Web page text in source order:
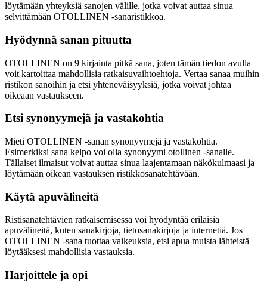
löytämään yhteyksiä sanojen välille, jotka voivat auttaa sinua
selvittämään OTOLLINEN -sanaristikkoa.
Hyödynnä sanan pituutta
OTOLLINEN on 9 kirjainta pitkä sana, joten tämän tiedon avulla
voit kartoittaa mahdollisia ratkaisuvaihtoehtoja. Vertaa sanaa muihin
ristikon sanoihin ja etsi yhteneväisyyksiä, jotka voivat johtaa
oikeaan vastaukseen.
Etsi synonyymejä ja vastakohtia
Mieti OTOLLINEN -sanan synonyymejä ja vastakohtia.
Esimerkiksi sana kelpo voi olla synonyymi otollinen -sanalle.
Tällaiset ilmaisut voivat auttaa sinua laajentamaan näkökulmaasi ja
löytämään oikean vastauksen ristikkosanatehtävään.
Käytä apuvälineitä
Ristisanatehtävien ratkaisemisessa voi hyödyntää erilaisia
apuvälineitä, kuten sanakirjoja, tietosanakirjoja ja internetiä. Jos
OTOLLINEN -sana tuottaa vaikeuksia, etsi apua muista lähteistä
löytääksesi mahdollisia vastauksia.
Harjoittele ja opi